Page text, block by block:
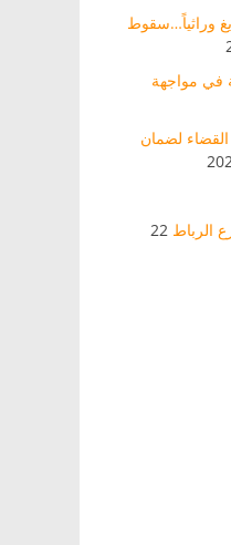
أمازيغ وراثياً…سقوط
في مواجهة
لضمان
الرباط 22